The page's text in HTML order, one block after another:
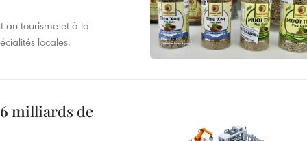
au tourisme et à la
locales.
milliards de